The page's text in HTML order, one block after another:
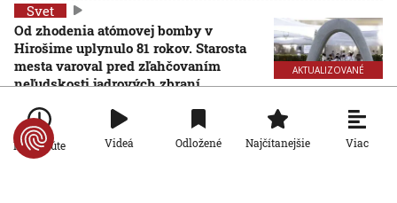
AKTUALIZOVANÉ
Svet
Od zhodenia atómovej bomby v
Hirošime uplynulo 81 rokov. Starosta
mesta varoval pred zľahčovaním
neľudskosti jadrových zbraní
Svet
Dron s výbušninami, ktorý našli na
Po minúte Videá Odložené Najčítanejšie Viac